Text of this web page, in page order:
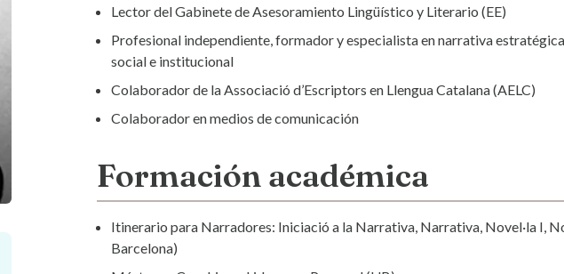
Lector del Gabinete de Asesoramiento Lingüístico y Literario (EE)
Profesional independiente, formador y especialista en narrativa
social e institucional
Colaborador de la Associació d’Escriptors en Llengua Catalana (AELC)
Colaborador en medios de comunicación
Formación académica
Itinerario para Narradores: Iniciació a la Narrativa, Narrativa, Novel·la I,
Barcelona)